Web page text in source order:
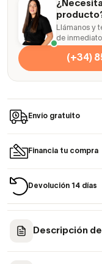
Llámanos y
de
(+34)
Envío gratuito
Financia tu compra
Devolución 14 días
Descripción